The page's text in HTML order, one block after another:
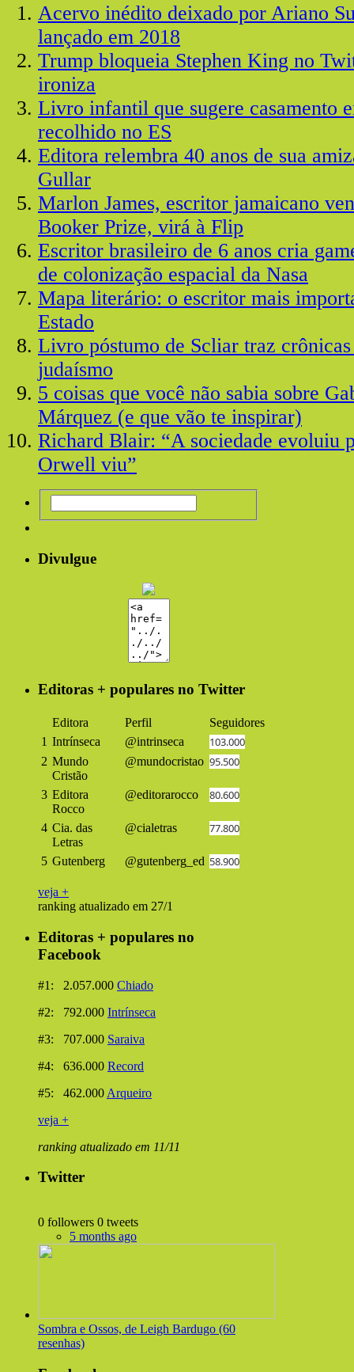
Acervo inédito deixado por Ariano
lançado em 2018
Trump bloqueia Stephen King no
ironiza
Livro infantil que sugere casamento
recolhido no ES
Editora relembra 40 anos de sua
Gullar
Marlon James, escritor jamaicano
Booker Prize, virá à Flip
Escritor brasileiro de 6 anos cria
de colonização espacial da Nasa
Mapa literário: o escritor mais
Estado
Livro póstumo de Scliar traz
judaísmo
5 coisas que você não sabia sobre
Márquez (e que vão te inspirar)
Richard Blair: “A sociedade evoluiu
Orwell viu”
Divulgue
Editoras + populares no Twitter
Editora Perfil
Seguidores
1 Intrínseca @intrinseca 103.000
2 Mundo
Cristão
@mundocristao 95.500
3 Editora
Rocco
@editorarocco 80.600
4 Cia. das
Letras
@cialetras 77.800
5 Gutenberg @gutenberg_ed 58.900
veja +
ranking atualizado em 27/1
Editoras + populares no
Facebook
#1: 2.057.000 Chiado
#2: 792.000 Intrínseca
#3: 707.000 Saraiva
#4: 636.000 Record
#5: 462.000 Arqueiro
veja +
ranking atualizado em 11/11
Twitter
0 followers 0 tweets
5 months ago
Sombra e Ossos, de Leigh Bardugo (60
resenhas)